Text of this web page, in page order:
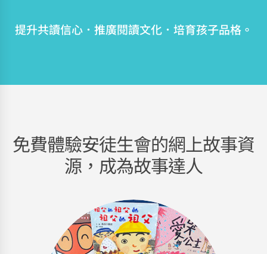
提升共讀信心．推廣閱讀文化．培育孩子品格。
免費體驗安徒生會的網上故事資
源，成為故事達人